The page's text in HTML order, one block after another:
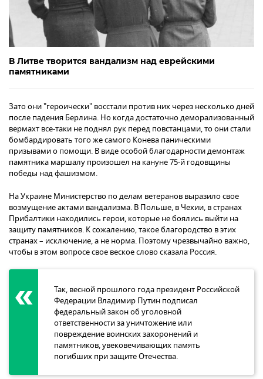
В Литве творится вандализм над еврейскими
памятниками
Зато они "героически" восстали против них через несколько дней
после падения Берлина. Но когда достаточно деморализованный
вермахт все-таки не поднял рук перед повстанцами, то они стали
бомбардировать того же самого Конева паническими
призывами о помощи. В виде особой благодарности демонтаж
памятника маршалу произошел на кануне 75-й годовщины
победы над фашизмом.
На Украине Министерство по делам ветеранов выразило свое
возмущение актами вандализма. В Польше, в Чехии, в странах
Прибалтики находились герои, которые не боялись выйти на
защиту памятников. К сожалению, такое благородство в этих
странах – исключение, а не норма. Поэтому чрезвычайно важно,
чтобы в этом вопросе свое веское слово сказала Россия.
Так, весной прошлого года президент Российской
Федерации Владимир Путин подписал
федеральный закон об уголовной
ответственности за уничтожение или
повреждение воинских захоронений и
памятников, увековечивающих память
погибших при защите Отечества.